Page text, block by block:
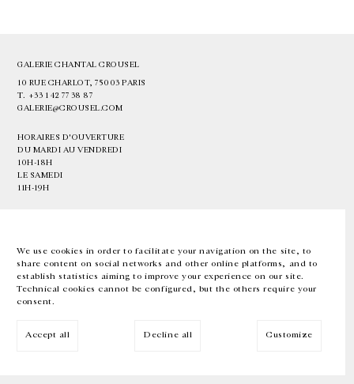
We use cookies in order to facilitate your navigation on the site, to
share content on social networks and other online platforms, and to
establish statistics aiming to improve your experience on our site.
Technical cookies cannot be configured, but the others require your
consent.
Accept all Decline all Customize
GALERIE CHANTAL CROUSEL
10 RUE CHARLOT, 75003 PARIS
T. +33 1 42 77 38 87
GALERIE@CROUSEL.COM
HORAIRES D'OUVERTURE
DU MARDI AU VENDREDI
10H-18H
LE SAMEDI
11H-19H
EN FR 中文 Facebook Instagram
Inscrivez-vous à notre newsletter